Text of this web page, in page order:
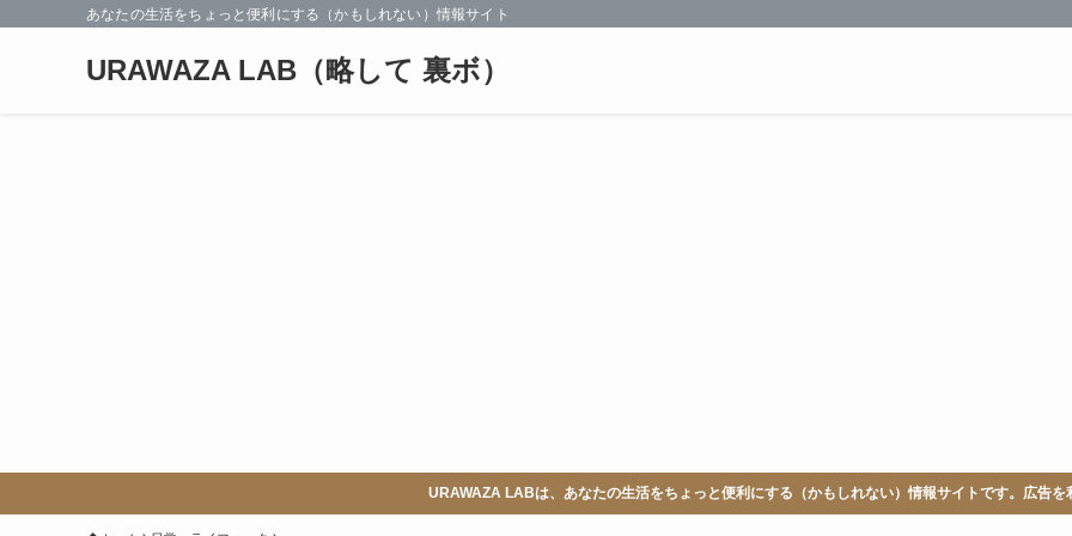
あなたの生活をちょっと便利にする（かもしれない）情報サイト
URAWAZA LAB（略して 裏ボ）
URAWAZA LABは、あなたの生活をちょっと便利にする（かもしれない）情報サイトです。広告を